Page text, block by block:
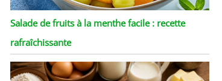
Salade de fruits à la menthe facile : recette
rafraîchissante